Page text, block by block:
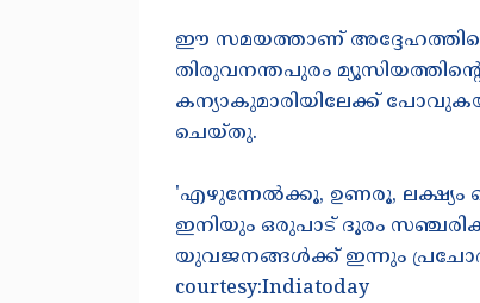
ഈ സമയത്താണ്
തിരുവനന്തപുരം
കന്യാകുമാരിയിലേക്ക്
ചെയ്തു.
'എഴുന്നേൽക്കൂ, ഉണരൂ,
ഇനിയും ഒരുപാട് ദൂരം
യുവജനങ്ങൾക്ക് ഇന്നും
courtesy:Indiatoday